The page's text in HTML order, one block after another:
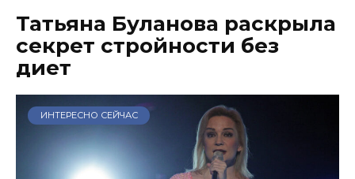
Татьяна Буланова раскрыла
секрет стройности без
диет
ИНТЕРЕСНО СЕЙЧАС